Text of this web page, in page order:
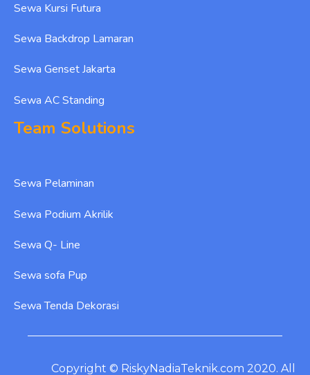
Sewa Kursi Futura
Sewa Backdrop Lamaran
Sewa Genset Jakarta
Sewa AC Standing
Team Solutions
Sewa Pelaminan
Sewa Podium Akrilik
Sewa Q- Line
Sewa sofa Pup
Sewa Tenda Dekorasi
Copyright © RiskyNadiaTeknik.com 2020. All